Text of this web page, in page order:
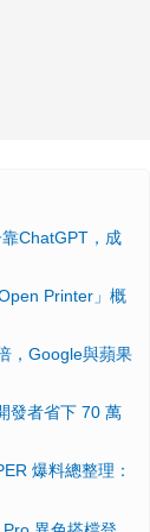
ChatGPT，成
Printer」概
，Google與蘋果
發者省下 70 萬
爆料總整理：